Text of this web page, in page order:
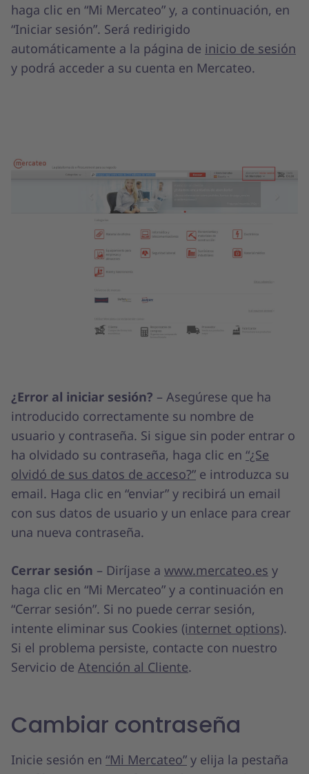
haga clic en “Mi Mercateo” y, a continuación, en
“Iniciar sesión”. Será redirigido
automáticamente a la página de inicio de sesión
y podrá acceder a su cuenta en Mercateo.
¿Error al iniciar sesión? – Asegúrese que ha
introducido correctamente su nombre de
usuario y contraseña. Si sigue sin poder entrar o
ha olvidado su contraseña, haga clic en “¿Se
olvidó de sus datos de acceso?” e introduzca su
email. Haga clic en “enviar” y recibirá un email
con sus datos de usuario y un enlace para crear
una nueva contraseña.
Cerrar sesión – Diríjase a www.mercateo.es y
haga clic en “Mi Mercateo” y a continuación en
“Cerrar sesión”. Si no puede cerrar sesión,
intente eliminar sus Cookies (internet options).
Si el problema persiste, contacte con nuestro
Servicio de Atención al Cliente.
Cambiar contraseña
Inicie sesión en “Mi Mercateo” y elija la pestaña